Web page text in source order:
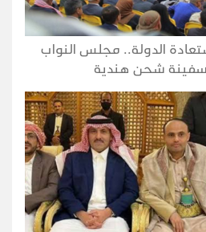
الدولة.. مجلس النواب
سفينة شحن هندية